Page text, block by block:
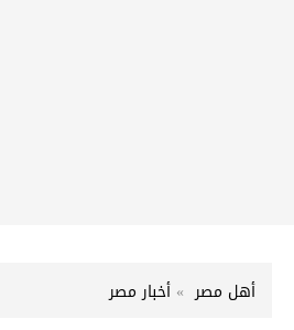
أهل مصر أخبار مصر